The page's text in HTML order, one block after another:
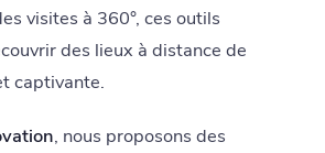
visites à 360°, ces outils
des lieux à distance de
captivante.
, nous proposons des